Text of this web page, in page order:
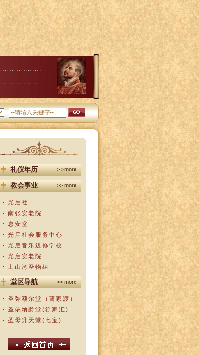
礼仪年历 > >more
教会事业 >> more
光启社
南张安老院
息安堂
光启社会服务中心
光启音乐进修学校
光启安老院
土山湾圣物组
堂区导航 >> more
圣弥额尔堂（曹家渡）
圣依纳爵堂(徐家汇)
圣母升天堂(七宝)